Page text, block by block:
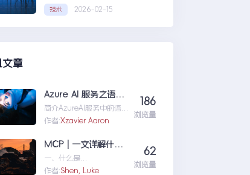
们首先需要明确系统的运行环
境。了解环境配置不仅能帮助我
技术 2026-02-15
文章
Azure AI 服务之语音识别
简介AzureAI服务中的语
音识别API是微软提供的一
发者轻松实现语...AzureAI
服务之语音识别
作者:Xzavier Aaron
186
浏览量
MCP | 一文详解什么是 MCP以及 MCP 可以做什么
一、什么是
MCPMCP（ModelConte
作者:Shen, Luke
62
浏览量